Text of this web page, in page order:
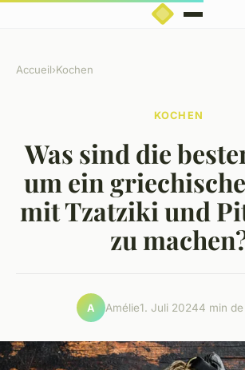
Accueil›Kochen
KOCHEN
Was sind die
um ein
mit Tzatziki und
zu
A Amélie1. Juli 20244 min